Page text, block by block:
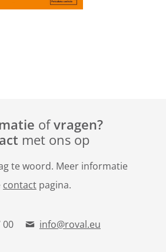
ofvragen?
met ons op
te woord. Meer informatie
contact pagina.
00 info@roval.eu